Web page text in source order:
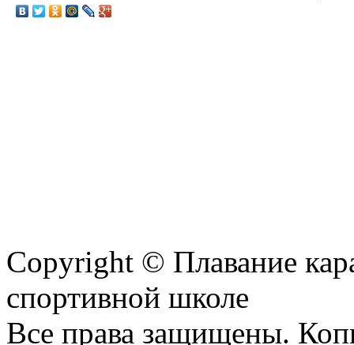
Copyright © Плавание
спортивной школе
Все права защищены.